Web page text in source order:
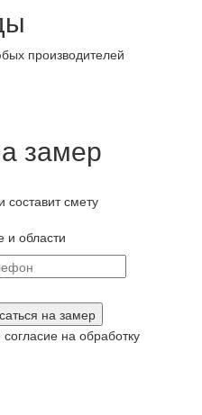
производителей
замер
смету
и области
на обработку